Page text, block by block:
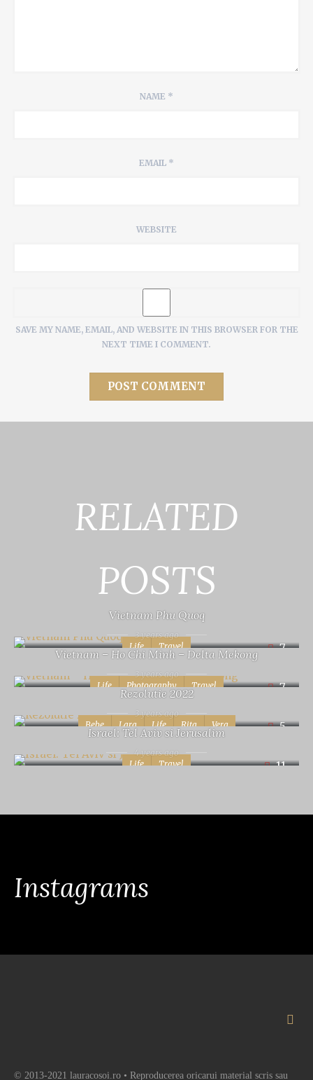
NAME *
EMAIL *
WEBSITE
SAVE MY NAME, EMAIL, AND WEBSITE IN THIS BROWSER FOR THE
NEXT TIME I COMMENT.
RELATED
POSTS
Life Travel 7
Vietnam Phu Quoq
3 years ago
Life Photography Travel 7
Vietnam – Ho Chi Minh – Delta Mekong
3 years ago
Bebe Lara Life Rita Vera 5
Rezolutie 2022
3 years ago
Life Travel 11
Israel: Tel Aviv si Jerusalim
4 years ago
Instagrams
© 2013-2021 lauracosoi.ro • Reproducerea oricarui material scris sau